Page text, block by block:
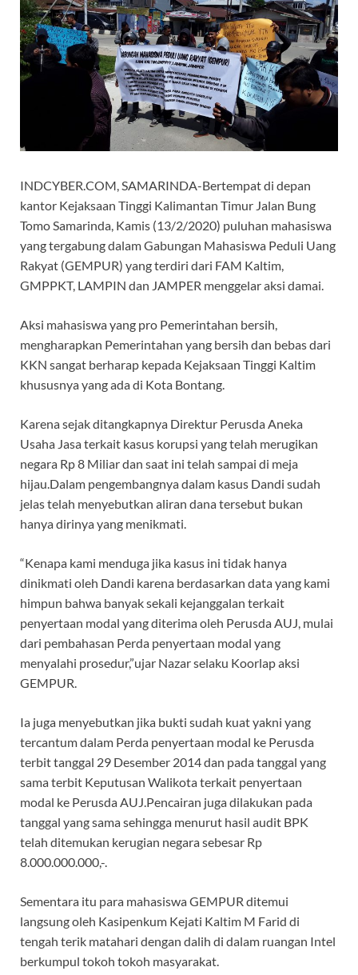
INDCYBER.COM, SAMARINDA-Bertempat di depan
kantor Kejaksaan Tinggi Kalimantan Timur Jalan Bung
Tomo Samarinda, Kamis (13/2/2020) puluhan mahasiswa
yang tergabung dalam Gabungan Mahasiswa Peduli Uang
Rakyat (GEMPUR) yang terdiri dari FAM Kaltim,
GMPPKT, LAMPIN dan JAMPER menggelar aksi damai.
Aksi mahasiswa yang pro Pemerintahan bersih,
mengharapkan Pemerintahan yang bersih dan bebas dari
KKN sangat berharap kepada Kejaksaan Tinggi Kaltim
khususnya yang ada di Kota Bontang.
Karena sejak ditangkapnya Direktur Perusda Aneka
Usaha Jasa terkait kasus korupsi yang telah merugikan
negara Rp 8 Miliar dan saat ini telah sampai di meja
hijau.Dalam pengembangnya dalam kasus Dandi sudah
jelas telah menyebutkan aliran dana tersebut bukan
hanya dirinya yang menikmati.
“Kenapa kami menduga jika kasus ini tidak hanya
dinikmati oleh Dandi karena berdasarkan data yang kami
himpun bahwa banyak sekali kejanggalan terkait
penyertaan modal yang diterima oleh Perusda AUJ, mulai
dari pembahasan Perda penyertaan modal yang
menyalahi prosedur,”ujar Nazar selaku Koorlap aksi
GEMPUR.
Ia juga menyebutkan jika bukti sudah kuat yakni yang
tercantum dalam Perda penyertaan modal ke Perusda
terbit tanggal 29 Desember 2014 dan pada tanggal yang
sama terbit Keputusan Walikota terkait penyertaan
modal ke Perusda AUJ.Pencairan juga dilakukan pada
tanggal yang sama sehingga menurut hasil audit BPK
telah ditemukan kerugian negara sebesar Rp
8.000.000.000,-.
Sementara itu para mahasiswa GEMPUR ditemui
langsung oleh Kasipenkum Kejati Kaltim M Farid di
tengah terik matahari dengan dalih di dalam ruangan Intel
berkumpul tokoh tokoh masyarakat.